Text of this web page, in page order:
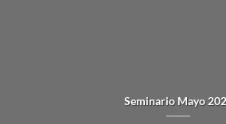
Seminario Mayo